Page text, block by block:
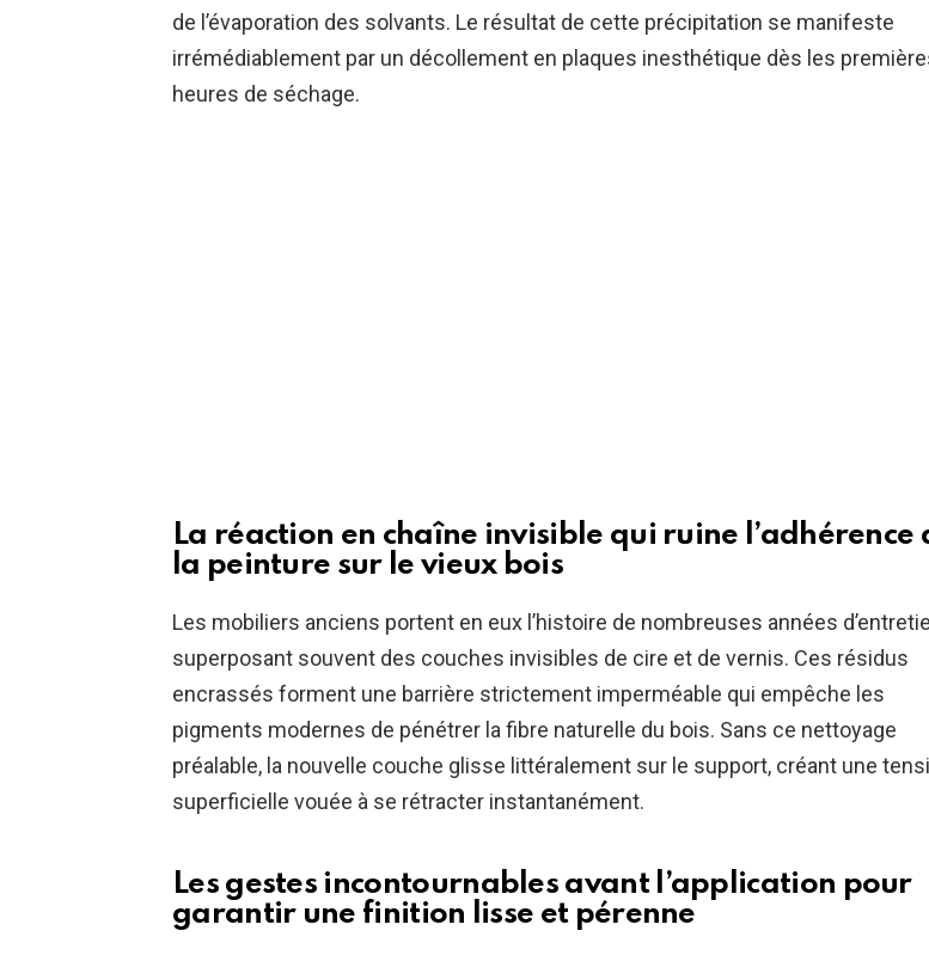
de l’évaporation des solvants. Le résultat de cette précipitation se manifeste
irrémédiablement par un décollement en plaques inesthétique dès les
heures de séchage.
La réaction en chaîne invisible qui ruine l’adhérence
la peinture sur le vieux bois
Les mobiliers anciens portent en eux l’histoire de nombreuses années
superposant souvent des couches invisibles de cire et de vernis. Ces résidus
encrassés forment une barrière strictement imperméable qui empêche les
pigments modernes de pénétrer la fibre naturelle du bois. Sans ce nettoyage
préalable, la nouvelle couche glisse littéralement sur le support, créant une
superficielle vouée à se rétracter instantanément.
Les gestes incontournables avant l’application pour
garantir une finition lisse et pérenne